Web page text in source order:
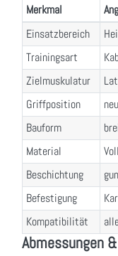
Merkmal
Einsatzbereich
Trainingsart
Zielmuskulatur
Griffposition
Bauform
Material
Beschichtung
Befestigung
Kompatibilität
Abmessungen